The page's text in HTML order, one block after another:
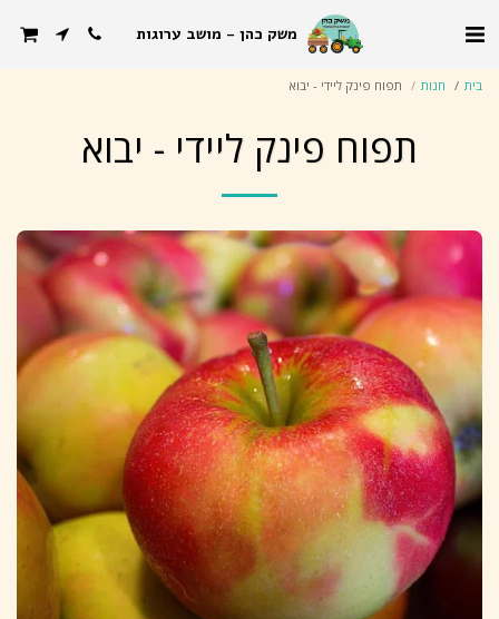
משק כהן - מושב ערוגות
בית חנות תפוח פינק ליידי - יבוא
תפוח פינק ליידי - יבוא